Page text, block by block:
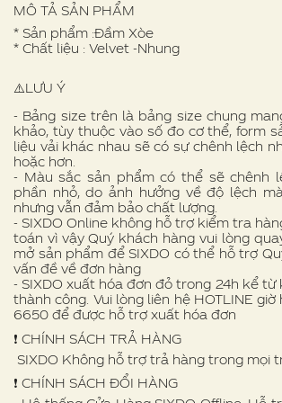
MÔ TẢ SẢN PHẨM
* Sản phẩm :Đầm Xòe
* Chất liệu : Velvet -Nhung
⚠️LƯU Ý
- Bảng size trên là bảng size chung
khảo, tùy thuộc vào số đo cơ thể, form
liệu vải khác nhau sẽ có sự chênh lệch
hoặc hơn.
- Màu sắc sản phẩm có thể sẽ chênh
phần nhỏ, do ảnh hưởng về độ lệch
nhưng vẫn đảm bảo chất lượng.
- SIXDO Online không hỗ trợ kiểm tra
toán vì vậy Quý khách hàng vui lòng
mở sản phẩm để SIXDO có thể hỗ trợ
vấn đề về đơn hàng
- SIXDO xuất hóa đơn đỏ trong 24h kể
thành công. Vui lòng liên hệ HOTLINE giờ
6650 để được hỗ trợ xuất hóa đơn
❗️ CHÍNH SÁCH TRẢ HÀNG
SIXDO Không hỗ trợ trả hàng trong mọi
❗️ CHÍNH SÁCH ĐỔI HÀNG